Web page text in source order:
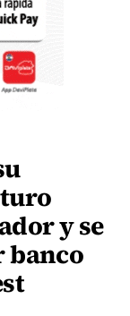
y se
banco